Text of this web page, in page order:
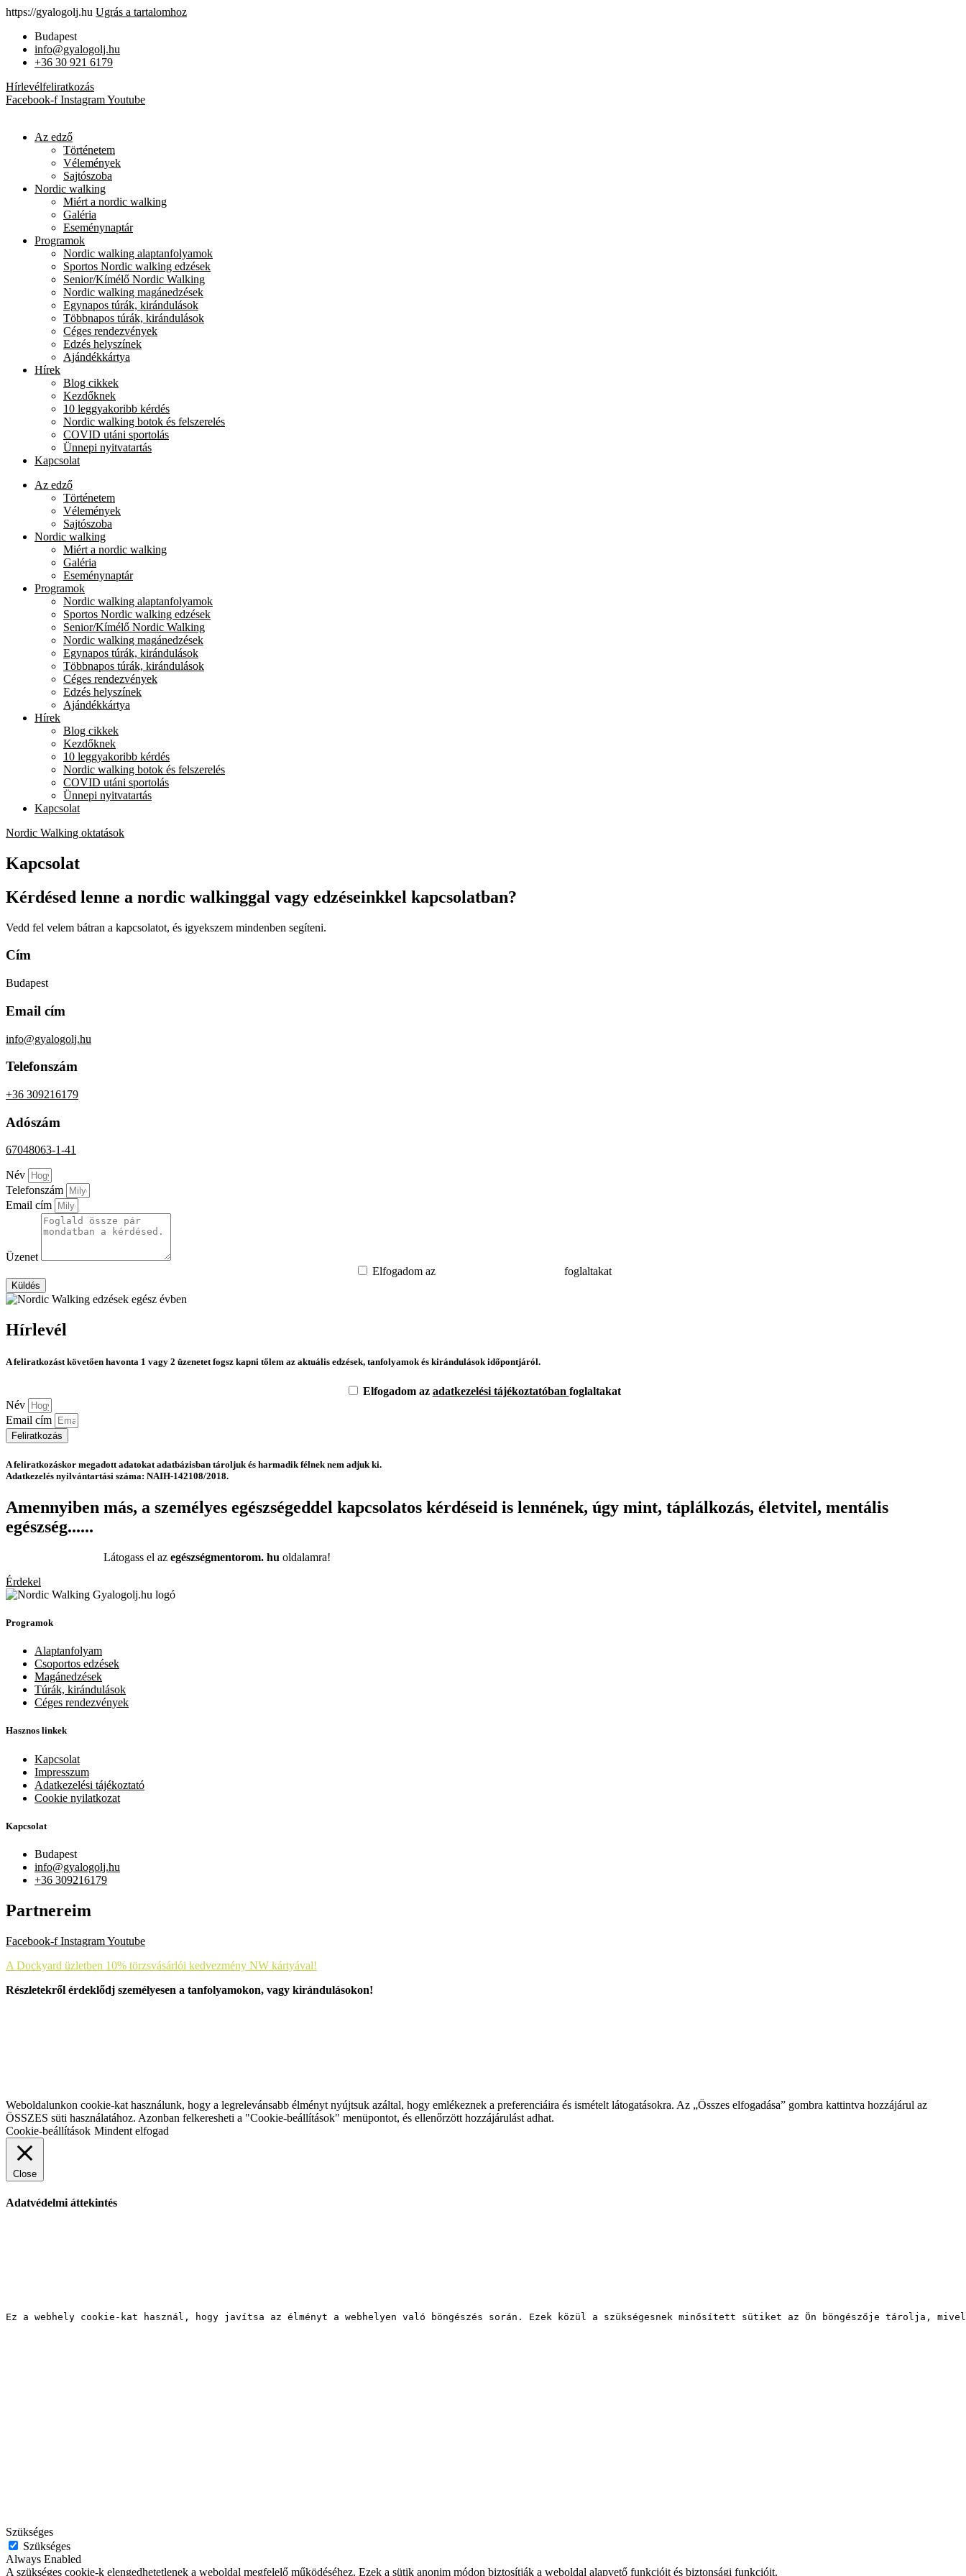
https://gyalogolj.hu Ugrás a tartalomhoz
Budapest
info@gyalogolj.hu
+36 30 921 6179
Hírlevélfeliratkozás
Facebook-f InstagramYoutube
Az edző
Történetem
Vélemények
Sajtószoba
Nordic walking
Miért a nordic walking
Galéria
Eseménynaptár
Programok
Nordic walking alaptanfolyamok
Sportos Nordic walking edzések
Senior/Kímélő Nordic Walking
Nordic walking magánedzések
Egynapos túrák, kirándulások
Többnapos túrák, kirándulások
Céges rendezvények
Edzés helyszínek
Ajándékkártya
Hírek
Blog cikkek
Kezdőknek
10 leggyakoribb kérdés
Nordic walking botok és felszerelés
COVID utáni sportolás
Ünnepi nyitvatartás
Kapcsolat
Az edző
Történetem
Vélemények
Sajtószoba
Nordic walking
Miért a nordic walking
Galéria
Eseménynaptár
Programok
Nordic walking alaptanfolyamok
Sportos Nordic walking edzések
Senior/Kímélő Nordic Walking
Nordic walking magánedzések
Egynapos túrák, kirándulások
Többnapos túrák, kirándulások
Céges rendezvények
Edzés helyszínek
Ajándékkártya
Hírek
Blog cikkek
Kezdőknek
10 leggyakoribb kérdés
Nordic walking botok és felszerelés
COVID utáni sportolás
Ünnepi nyitvatartás
Kapcsolat
Nordic Walking oktatások
Kapcsolat
Kérdésed lenne a nordic walkinggal vagy edzéseinkkel kapcsolatban?
Vedd fel velem bátran a kapcsolatot, és igyekszem mindenben segíteni.
Cím
Budapest
Email cím
info@gyalogolj.hu
Telefonszám
+36 309216179
Adószám
67048063-1-41
Név
Telefonszám
Email cím
Üzenet
Elfogadom az
foglaltakat
Küldés
Hírlevél
A feliratkozást követően havonta 1 vagy 2 üzenetet fogsz kapni tőlem az aktuális edzések, tanfolyamok és kirándulások időpontjáról.
Elfogadom az adatkezelési tájékoztatóban foglaltakat
Név
Email cím
Feliratkozás
A feliratkozáskor megadott adatokat adatbázisban tároljuk és harmadik félnek nem adjuk ki.
Adatkezelés nyilvántartási száma: NAIH-142108/2018.
Amennyiben más, a személyes egészségeddel kapcsolatos kérdéseid is lennének, úgy mint, táplálkozás, életvitel, mentális
egészség......
Látogass el az egészségmentorom. hu oldalamra!
Érdekel
Programok
Alaptanfolyam
Csoportos edzések
Magánedzések
Túrák, kirándulások
Céges rendezvények
Hasznos linkek
Kapcsolat
Impresszum
Adatkezelési tájékoztató
Cookie nyilatkozat
Kapcsolat
Budapest
info@gyalogolj.hu
+36 309216179
Partnereim
Facebook-f InstagramYoutube
A Dockyard üzletben 10% törzsvásárlói kedvezmény NW kártyával!
Részletekről érdeklődj személyesen a tanfolyamokon, vagy kirándulásokon!
Weboldalunkon cookie-kat használunk, hogy a legrelevánsabb élményt nyújtsuk azáltal, hogy emlékeznek a preferenciáira és ismételt látogatásokra. Az „Összes elfogadása” gombra kattintva hozzájárul az
ÖSSZES süti használatához. Azonban felkeresheti a "Cookie-beállítások" menüpontot, és ellenőrzött hozzájárulást adhat.
Cookie-beállítások Mindent elfogad
Close
Adatvédelmi áttekintés
Ez a webhely cookie-kat használ, hogy javítsa az élményt a webhelyen való böngészés során. Ezek közül a szükségesnek minősített sütiket az Ön böngészője tárolja,
Szükséges
Szükséges
Always Enabled
A szükséges cookie-k elengedhetetlenek a weboldal megfelelő működéséhez. Ezek a sütik anonim módon biztosítják a weboldal alapvető funkcióit és biztonsági funkcióit.